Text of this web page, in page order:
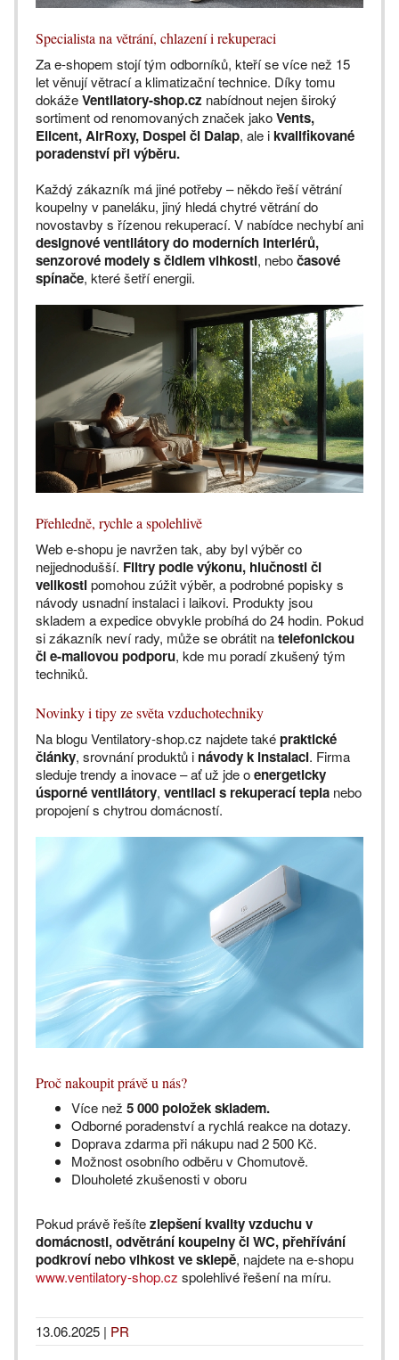
Specialista na větrání, chlazení i rekuperaci
Za e-shopem stojí tým odborníků, kteří se více než 15
let věnují větrací a klimatizační technice. Díky tomu
dokážeVentilatory-shop.cz nabídnout nejen široký
sortiment od renomovaných značek jakoVents,
Elicent, AirRoxy, Dospel či Dalap, ale ikvalifikované
poradenství při výběru.
Každý zákazník má jiné potřeby – někdo řeší větrání
koupelny v paneláku, jiný hledá chytré větrání do
novostavby s řízenou rekuperací. V nabídce nechybí ani
designové ventilátory do moderních interiérů,
senzorové modely s čidlem vlhkosti, nebočasové
spínače, které šetří energii.
Přehledně, rychle a spolehlivě
Web e-shopu je navržen tak, aby byl výběr co
nejjednodušší. Filtry podle výkonu, hlučnosti či
velikostipomohou zúžit výběr, a podrobné popisky s
návody usnadní instalaci i laikovi. Produkty jsou
skladem a expedice obvykle probíhá do 24 hodin. Pokud
si zákazník neví rady, může se obrátit natelefonickou
či e-mailovou podporu, kde mu poradí zkušený tým
techniků.
Novinky i tipy ze světa vzduchotechniky
Na blogu Ventilatory-shop.cz najdete taképraktické
články, srovnání produktů i návody k instalaci. Firma
sleduje trendy a inovace – ať už jde oenergeticky
úsporné ventilátory, ventilaci s rekuperací tepla nebo
propojení s chytrou domácností.
Proč nakoupit právě u nás?
Více než 5 000 položek skladem.
Odborné poradenství a rychlá reakce na dotazy.
Doprava zdarma při nákupu nad 2 500 Kč.
Možnost osobního odběru v Chomutově.
Dlouholeté zkušenosti v oboru
Pokud právě řešítezlepšení kvality vzduchu v
domácnosti, odvětrání koupelny či WC, přehřívání
podkroví nebo vlhkost ve sklepě, najdete na e-shopu
www.ventilatory-shop.cz spolehlivé řešení na míru.
13.06.2025 | PR